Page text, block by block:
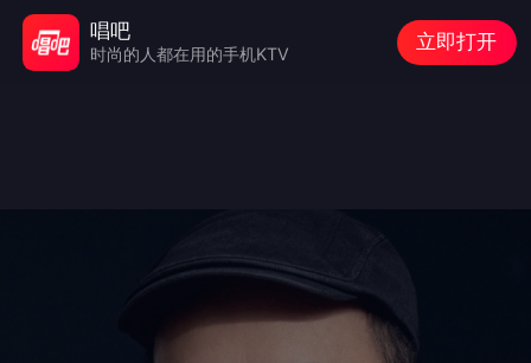
唱吧
时尚的人都在用的手机KTV
立即打开